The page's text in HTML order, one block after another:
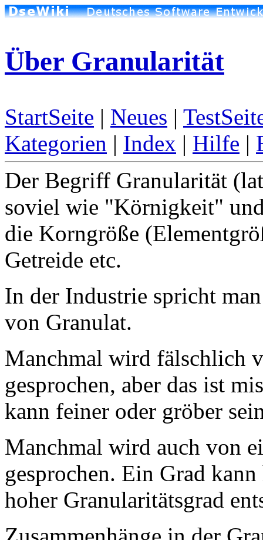
Über Granularität
StartSeite | Neues |
Kategorien | Index | Hilfe |
Der Begriff Granularität
soviel wie "Körnigkeit"
die Korngröße
Getreide etc.
In der Industrie spricht
von Granulat.
Manchmal wird fälschlich
gesprochen, aber das ist
kann feiner oder gröber
Manchmal wird auch von
gesprochen. Ein Grad
hoher Granularitätsgrad